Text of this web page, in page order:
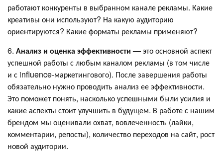
работают конкуренты в выбранном канале рекламы. Какие
креативы они используют? На какую аудиторию
ориентируются? Какие форматы рекламы применяют?
6. Анализ и оценка эффективности —это основной аспект
успешной работы с любым каналом рекламы (в том числе
и с influence-маркетингового). После завершения работы
обязательно нужно проводить анализ ее эффективности.
Это поможет понять, насколько успешными были усилия и
какие аспекты стоит улучшить в будущем. В работе с нашим
брендом мы оценивали охват, вовлеченность (лайки,
комментарии, репосты), количество переходов на сайт, рост
новой аудитории.